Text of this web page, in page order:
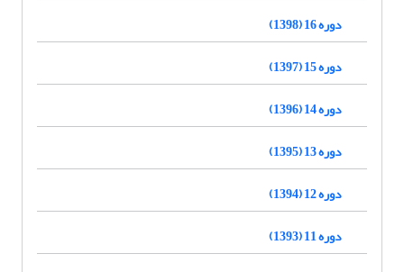
دوره 16 (1398)
دوره 15 (1397)
دوره 14 (1396)
دوره 13 (1395)
دوره 12 (1394)
دوره 11 (1393)